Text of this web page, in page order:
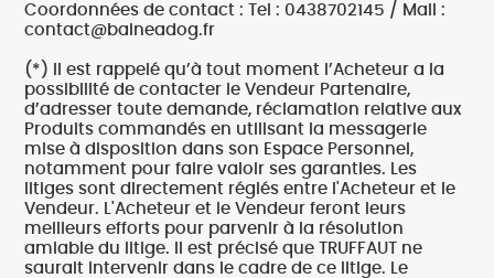
Coordonnées de contact : Tel : 0438702145 / Mail :
contact@balneadog.fr
(*) Il est rappelé qu’à tout moment l’Acheteur a la
possibilité de contacter le Vendeur Partenaire,
d’adresser toute demande, réclamation relative aux
Produits commandés en utilisant la messagerie
mise à disposition dans son Espace Personnel,
notamment pour faire valoir ses garanties. Les
litiges sont directement réglés entre l'Acheteur et le
Vendeur. L'Acheteur et le Vendeur feront leurs
meilleurs efforts pour parvenir à la résolution
amiable du litige. Il est précisé que TRUFFAUT ne
saurait intervenir dans le cadre de ce litige. Le